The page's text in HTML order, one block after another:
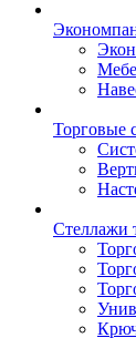
Торговые
Стеллажи